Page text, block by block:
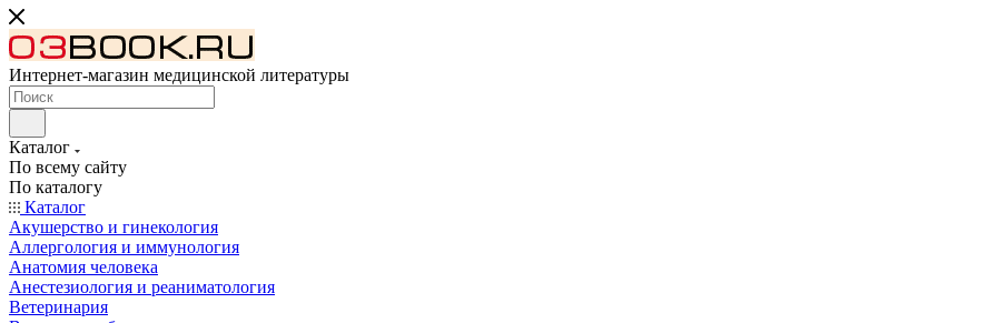
Интернет-магазин медицинской литературы
Каталог
По всему сайту
По каталогу
Каталог
Акушерство и гинекология
Аллергология и иммунология
Анатомия человека
Анестезиология и реаниматология
Ветеринария